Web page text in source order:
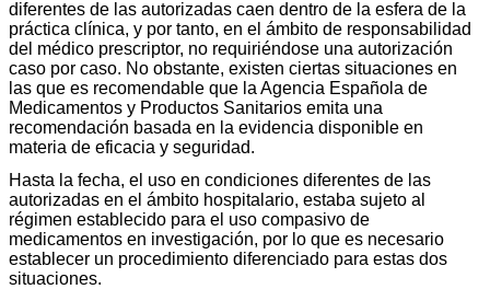
diferentes de las autorizadas caen dentro de la esfera de la
práctica clínica, y por tanto, en el ámbito de responsabilidad
del médico prescriptor, no requiriéndose una autorización
caso por caso. No obstante, existen ciertas situaciones en
las que es recomendable que la Agencia Española de
Medicamentos y Productos Sanitarios emita una
recomendación basada en la evidencia disponible en
materia de eficacia y seguridad.
Hasta la fecha, el uso en condiciones diferentes de las
autorizadas en el ámbito hospitalario, estaba sujeto al
régimen establecido para el uso compasivo de
medicamentos en investigación, por lo que es necesario
establecer un procedimiento diferenciado para estas dos
situaciones.